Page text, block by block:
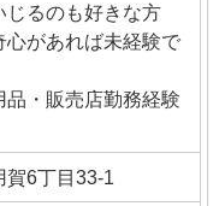
じるのも好きな方
心があれば未経験で
・販売店勤務経験
6丁目33-1